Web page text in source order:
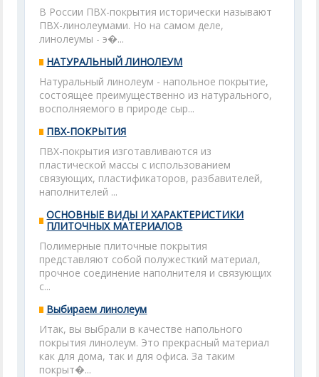
В России ПВХ-покрытия исторически называют
ПВХ-линолеумами. Но на самом деле,
линолеумы - э�...
НАТУРАЛЬНЫЙ ЛИНОЛЕУМ
Натуральный линолеум - напольное покрытие,
состоящее преимущественно из натурального,
восполняемого в природе сыр...
ПВХ-ПОКРЫТИЯ
ПВХ-покрытия изготавливаются из
пластической массы с использованием
связующих, пластификаторов, разбавителей,
наполнителей ...
ОСНОВНЫЕ ВИДЫ И ХАРАКТЕРИСТИКИ
ПЛИТОЧНЫХ МАТЕРИАЛОВ
Полимерные плиточные покрытия
представляют собой полу­жесткий материал,
прочное соединение наполнителя и связующих
с...
Выбираем линолеум
Итак, вы выбрали в качестве напольного
покрытия линолеум. Это прекрасный материал
как для дома, так и для офиса. За таким
покрыт�...